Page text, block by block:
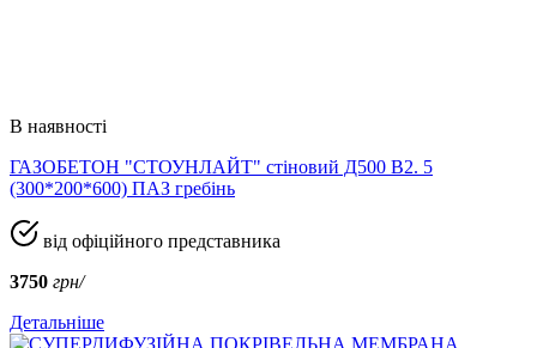
В наявності
ГАЗОБЕТОН "СТОУНЛАЙТ" стіновий Д500 В2. 5
(300*200*600) ПАЗ гребінь
від офіційного представника
3750 грн/
Детальніше